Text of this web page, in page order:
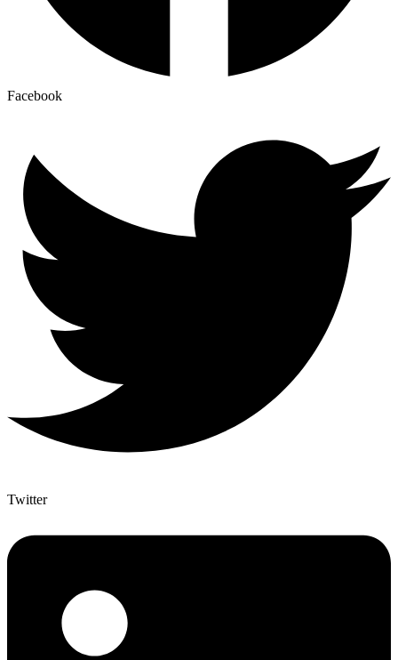
Facebook
Twitter